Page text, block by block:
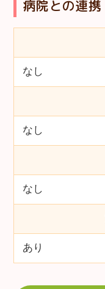
病院との連携
なし
なし
なし
あり